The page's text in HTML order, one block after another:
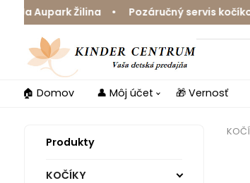
Aupark Žilina • Pozáručný servis
🏠 Domov 👤 Môj účet 🎁 Vernosť
Produkty
KOČÍKY